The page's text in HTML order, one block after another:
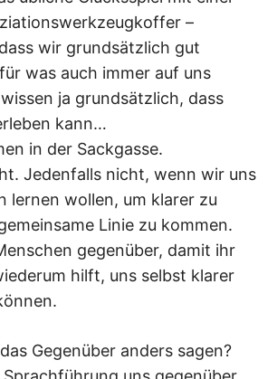
–
wir grundsätzlich gut
was auch immer auf uns
ja grundsätzlich, dass
kann…
in der Sackgasse.
Jedenfalls nicht, wenn wir uns
lernen wollen, um klarer zu
Linie zu kommen.
gegenüber, damit ihr
hilft, uns selbst klarer
Gegenüber anders sagen?